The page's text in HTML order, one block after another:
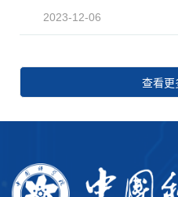
2023-12-06
查看更